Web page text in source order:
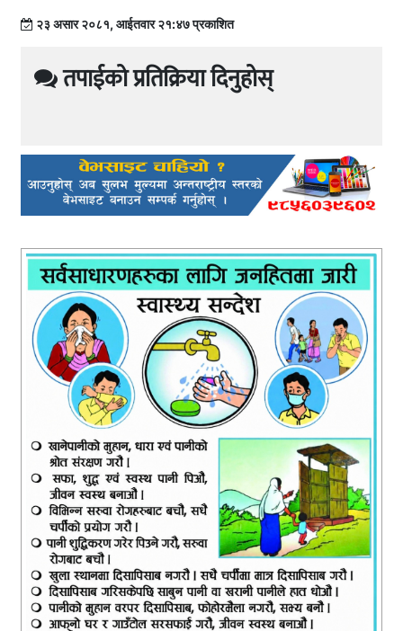
२३ असार २०८१, आईतवार २१:४७ प्रकाशित
तपाईको प्रतिक्रिया दिनुहोस्